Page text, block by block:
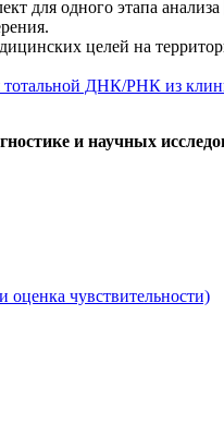
целей на
ДНК/РНК из
и научных
чувствительности)